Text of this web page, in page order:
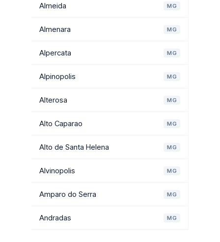
Almeida MG
Almenara MG
Alpercata MG
Alpinopolis MG
Alterosa MG
Alto Caparao MG
Alto de Santa Helena MG
Alvinopolis MG
Amparo do Serra MG
Andradas MG